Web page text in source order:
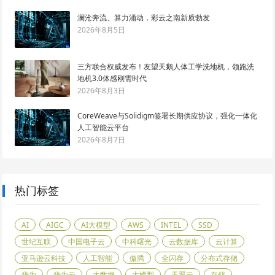
澜沧奔流、算力涌动，彩云之南新质勃发
2026年8月5日
三方联合权威发布！友望天鹅人体工学洗地机，领跑洗
地机3.0体感刚需时代
2026年8月3日
CoreWeave与Solidigm签署长期供应协议，强化一体化
人工智能云平台
2026年8月7日
热门标签
AI AIGC AI大模型 AWS INTEL
SSD
世纪互联
中国电子云 中科曙光 云数据库
云计算
亚马逊云科技
人工智能 傲腾 全闪存
分布式存储